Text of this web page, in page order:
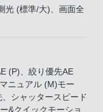
光 (標準/大)、画面全
(P)、絞り優先AE
ニュアル (M)モー
シャッタースピード
&クイックモーショ